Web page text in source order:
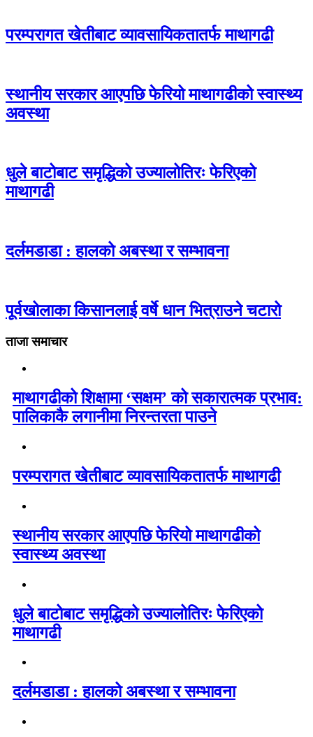
परम्परागत खेतीबाट व्यावसायिकतातर्फ माथागढी
स्थानीय सरकार आएपछि फेरियो माथागढीको स्वास्थ्य
अवस्था
धुले बाटोबाट समृद्धिको उज्यालोतिरः फेरिएको
माथागढी
दर्लमडाडा : हालको अबस्था र सम्भावना
पूर्वखोलाका किसानलाई वर्षे धान भित्राउने चटारो
ताजा समाचार
माथागढीको शिक्षामा ‘सक्षम’ को सकारात्मक प्रभाव:
पालिकाकै लगानीमा निरन्तरता पाउने
परम्परागत खेतीबाट व्यावसायिकतातर्फ माथागढी
स्थानीय सरकार आएपछि फेरियो माथागढीको
स्वास्थ्य अवस्था
धुले बाटोबाट समृद्धिको उज्यालोतिरः फेरिएको
माथागढी
दर्लमडाडा : हालको अबस्था र सम्भावना